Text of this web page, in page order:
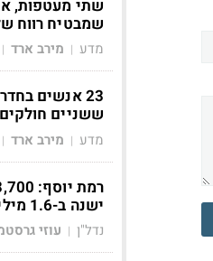
שתי מעטפות,
שמבטיח רווח של 25% ומתפרק
מדע | מירב ארד |
23 אנשים
ששניים
מדע | מירב ארד |
ישנה ב-1.6 מיליון
נדל"ן | עוזי